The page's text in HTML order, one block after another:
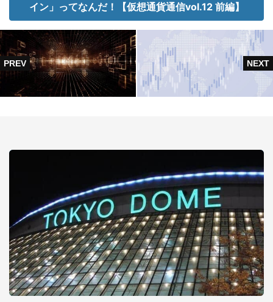
イン」ってなんだ！【仮想通貨通信vol.12 前編】